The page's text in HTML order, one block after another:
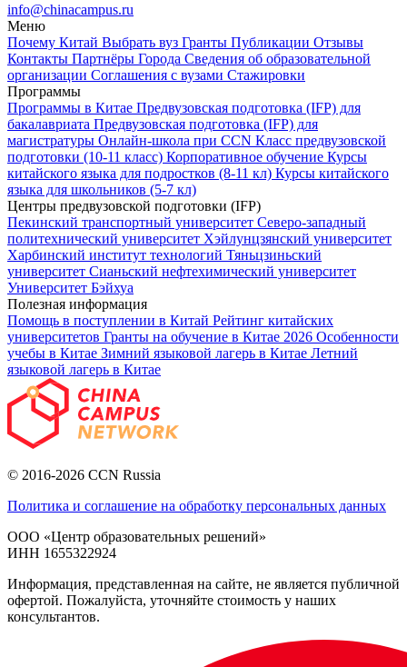
info@chinacampus.ru
Меню
Почему Китай Выбрать вуз Гранты Публикации Отзывы
Контакты Партнёры Города Сведения об образовательной
организации Соглашения с вузами Стажировки
Программы
Программы в Китае Предвузовская подготовка (IFP) для
бакалавриата Предвузовская подготовка (IFP) для
магистратуры Онлайн-школа при CCN Класс предвузовской
подготовки (10-11 класс) Корпоративное обучение Курсы
китайского языка для подростков (8-11 кл) Курсы китайского
языка для школьников (5-7 кл)
Центры предвузовской подготовки (IFP)
Пекинский транспортный университет Северо-западный
политехнический университет Хэйлунцзянский университет
Харбинский институт технологий Тяньцзиньский
университет Сианьский нефтехимический университет
Университет Бэйхуа
Полезная информация
Помощь в поступлении в Китай Рейтинг китайских
университетов Гранты на обучение в Китае 2026 Особенности
учебы в Китае Зимний языковой лагерь в Китае Летний
языковой лагерь в Китае
© 2016-2026 CCN Russia
Политика и соглашение на обработку персональных данных
ООО «Центр образовательных решений»
ИНН 1655322924
Информация, представленная на сайте, не является публичной
офертой. Пожалуйста, уточняйте стоимость у наших
консультантов.